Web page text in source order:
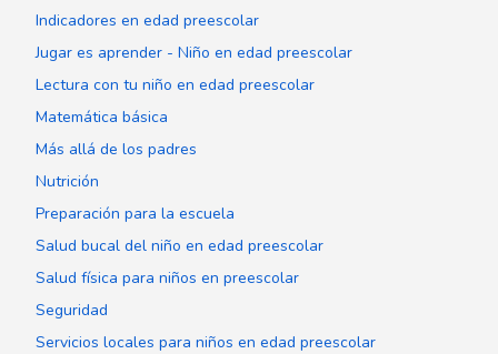
Indicadores en edad preescolar
Jugar es aprender - Niño en edad preescolar
Lectura con tu niño en edad preescolar
Matemática básica
Más allá de los padres
Nutrición
Preparación para la escuela
Salud bucal del niño en edad preescolar
Salud física para niños en preescolar
Seguridad
Servicios locales para niños en edad preescolar